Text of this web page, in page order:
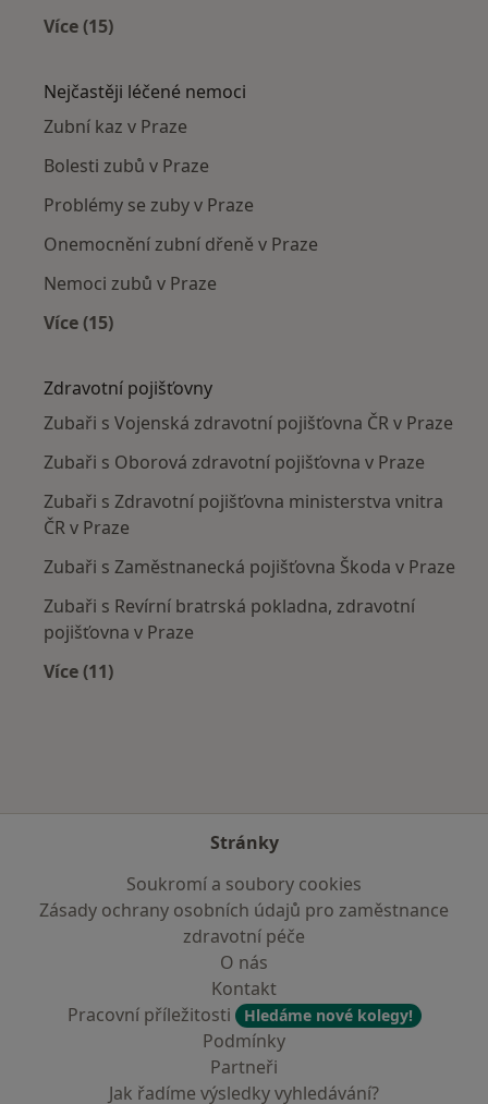
Více (15)
Nejčastěji léčené nemoci
Zubní kaz v Praze
Bolesti zubů v Praze
Problémy se zuby v Praze
Onemocnění zubní dřeně v Praze
Nemoci zubů v Praze
Více (15)
Zdravotní pojišťovny
Zubaři s Vojenská zdravotní pojišťovna ČR v Praze
Zubaři s Oborová zdravotní pojišťovna v Praze
Zubaři s Zdravotní pojišťovna ministerstva vnitra
ČR v Praze
Zubaři s Zaměstnanecká pojišťovna Škoda v Praze
Zubaři s Revírní bratrská pokladna, zdravotní
pojišťovna v Praze
Více (11)
Stránky
Soukromí a soubory cookies
Zásady ochrany osobních údajů pro zaměstnance
zdravotní péče
O nás
Kontakt
Pracovní příležitosti
Hledáme nové kolegy!
Podmínky
Partneři
Jak řadíme výsledky vyhledávání?